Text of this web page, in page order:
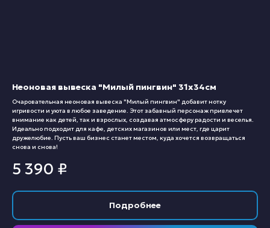
Неоновая вывеска "Милый пингвин" 31х34см
Очаровательная неоновая вывеска "Милый пингвин" добавит нотку
игривости и уюта в любое заведение. Этот забавный персонаж привлечет
внимание как детей, так и взрослых, создавая атмосферу радости и веселья.
Идеально подходит для кафе, детских магазинов или мест, где царит
дружелюбие. Пусть ваш бизнес станет местом, куда хочется возвращаться
снова и снова!
5 390 ₽
Подробнее